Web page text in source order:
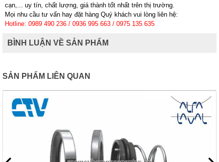
cạn,... uy tín, chất lượng, giá thành tốt nhất trên thị trường.
Mọi nhu cầu tư vấn hay đặt hàng Quý khách vui lòng liên hệ:
Hotline: 0989 490 236 / 0936 995 663 / 0975 135 635
BÌNH LUẬN VỀ SẢN PHẨM
SẢN PHẨM LIÊN QUAN